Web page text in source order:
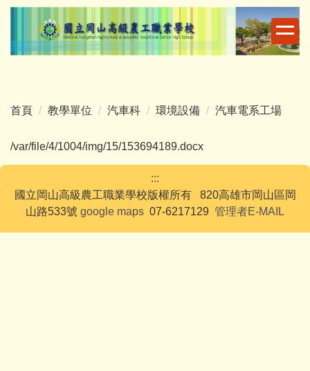
跳
主
區
首頁 教學單位 汽車科 環境設備 汽車電系工場
/var/file/4/1004/img/15/153694189.docx
:::
國立岡山高級農工職業學校版權所有 820高雄市岡山區岡
山路533號 google maps 07-6217129 管理者E-MAIL